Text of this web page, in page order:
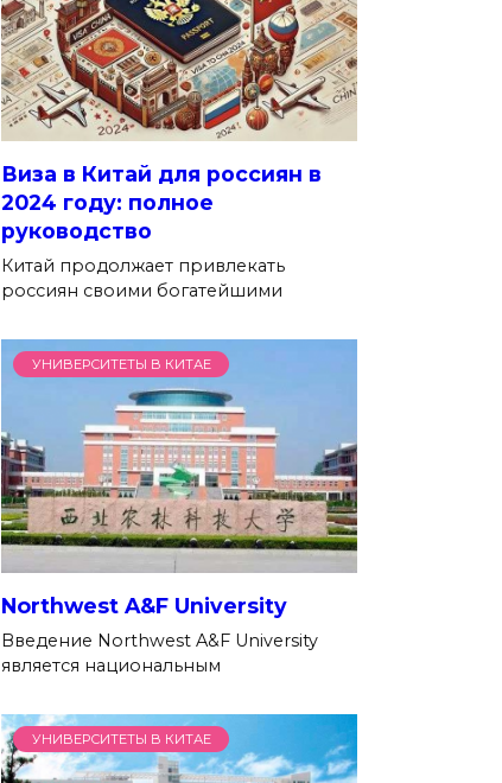
Виза в Китай для россиян в
2024 году: полное
руководство
Китай продолжает привлекать
россиян своими богатейшими
УНИВЕРСИТЕТЫ В КИТАЕ
Northwest A&F University
Введение Northwest A&F University
является национальным
УНИВЕРСИТЕТЫ В КИТАЕ